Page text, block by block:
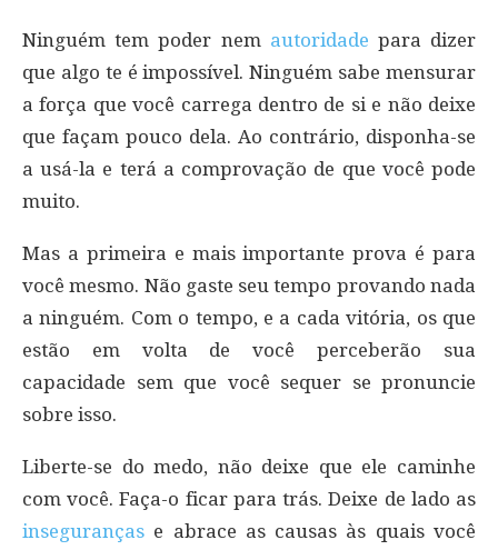
Ninguém tem poder nem autoridade para dizer
que algo te é impossível. Ninguém sabe mensurar
a força que você carrega dentro de si e não deixe
que façam pouco dela. Ao contrário, disponha-se
a usá-la e terá a comprovação de que você pode
muito.
Mas a primeira e mais importante prova é para
você mesmo. Não gaste seu tempo provando nada
a ninguém. Com o tempo, e a cada vitória, os que
estão em volta de você perceberão sua
capacidade sem que você sequer se pronuncie
sobre isso.
Liberte-se do medo, não deixe que ele caminhe
com você. Faça-o ficar para trás. Deixe de lado as
inseguranças e abrace as causas às quais você